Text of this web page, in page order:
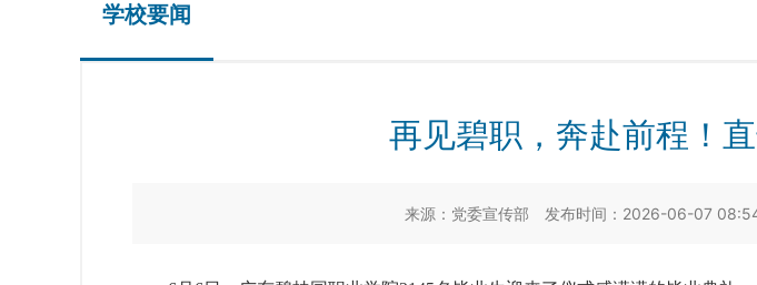
学校要闻
再见碧职，奔赴前程！
来源：党委宣传部 发布时间：2026-06-07